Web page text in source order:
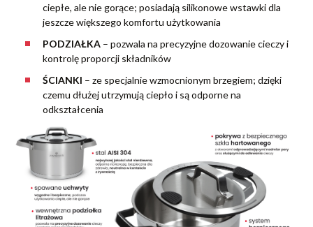
ciepłe, ale nie gorące; posiadają silikonowe wstawki dla
jeszcze większego komfortu użytkowania
PODZIAŁKA – pozwala na precyzyjne dozowanie cieczy i
kontrolę proporcji składników
ŚCIANKI – ze specjalnie wzmocnionym brzegiem; dzięki
czemu dłużej utrzymują ciepło i są odporne na
odkształcenia